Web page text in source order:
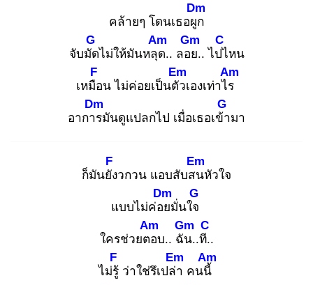
คล้ายๆ โดนเธอผูก
Dm
จับมัด
G
ไม่ให้มันหลุด
Am
.. ลอย
Gm
.. ไปไ
C
หน
เหมือ
F
น ไม่ค่อยเป็นตัว
Em
เองเท่าไร
Am
อาการ
Dm
มันดูแปลกไป เมื่อเธอเข้า
G
มา
ก็มันยัง
F
วกวน แอบสับสน
Em
หัวใจ
แบบไม่ค่อย
Dm
มั่นใจ
G
ใครช่วยตอ
Am
บ.. ฉัน
Gm
..ที..
C
ไม่รู้
F
ว่าใช่รึเปล่า
Em
คนนี้
Am